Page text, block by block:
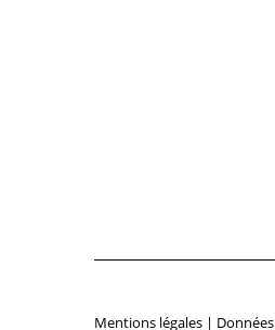
Mentions légales |